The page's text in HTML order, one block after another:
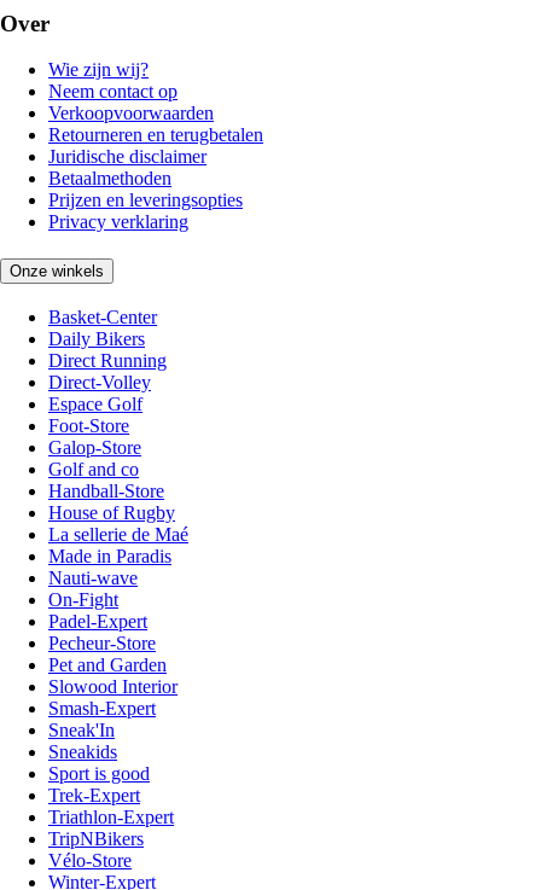
Over
Wie zijn wij?
Neem contact op
Verkoopvoorwaarden
Retourneren en terugbetalen
Juridische disclaimer
Betaalmethoden
Prijzen en leveringsopties
Privacy verklaring
Onze winkels
Basket-Center
Daily Bikers
Direct Running
Direct-Volley
Espace Golf
Foot-Store
Galop-Store
Golf and co
Handball-Store
House of Rugby
La sellerie de Maé
Made in Paradis
Nauti-wave
On-Fight
Padel-Expert
Pecheur-Store
Pet and Garden
Slowood Interior
Smash-Expert
Sneak'In
Sneakids
Sport is good
Trek-Expert
Triathlon-Expert
TripNBikers
Vélo-Store
Winter-Expert